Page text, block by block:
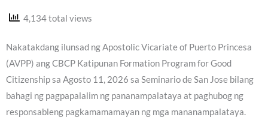
4,134 total views
Nakatakdang ilunsad ng Apostolic Vicariate of Puerto Princesa
(AVPP) ang CBCP Katipunan Formation Program for Good
Citizenship sa Agosto 11, 2026 sa Seminario de San Jose bilang
bahagi ng pagpapalalim ng pananampalataya at paghubog ng
responsableng pagkamamamayan ng mga mananampalataya.